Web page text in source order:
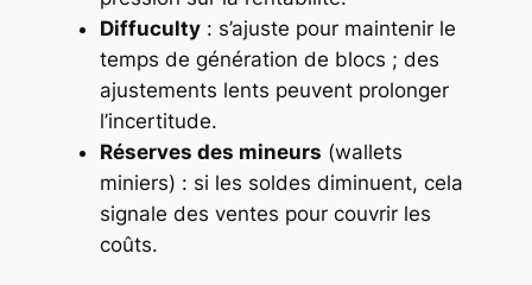
Diffuculty: s’ajuste pour maintenir le
temps de génération de blocs ; des
ajustements lents peuvent prolonger
l’incertitude.
Réserves des mineurs (wallets
miniers) : si les soldes diminuent, cela
signale des ventes pour couvrir les
coûts.